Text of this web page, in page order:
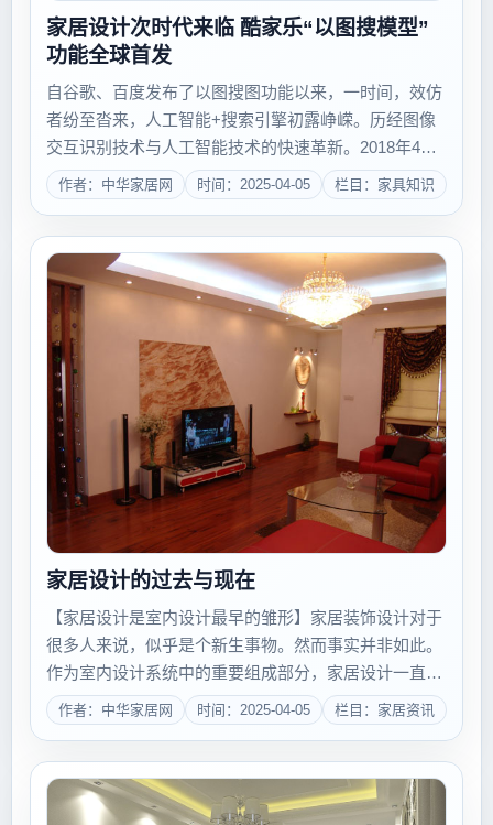
家居设计次时代来临 酷家乐“以图搜模型”
功能全球首发
自谷歌、百度发布了以图搜图功能以来，一时间，效仿
者纷至沓来，人工智能+搜索引擎初露峥嵘。历经图像
交互识别技术与人工智能技术的快速革新。2018年4月2
日，酷家乐&ldquo;以图搜模型&rdquo;功能全球首发，
成功将AI图像识别从二维平面跨越到三维空间，家居设
作者：中华家居网 时间：2025-04-05 栏目：家具知识
家居设计的过去与现在
【家居设计是室内设计最早的雏形】家居装饰设计对于
很多人来说，似乎是个新生事物。然而事实并非如此。
作为室内设计系统中的重要组成部分，家居设计一直起
到了推动室内设计发展的作用，甚至可以说，室内设计
最初，就是表现在家居设计上的，这不难从室内设计的
作者：中华家居网 时间：2025-04-05 栏目：家居资讯